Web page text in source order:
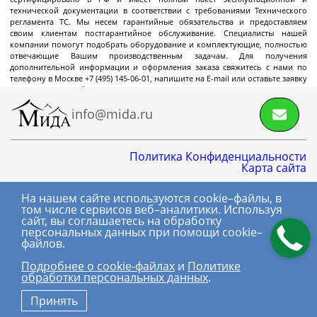
взрывозащищенном исполнении
Трикантерные центрифуги для разделения
трех-фазных смесей
Малые декантеры
оборудование
Ректификационные колонны периодического
действия
Ректификационные колонны непрерывного
действия
Лабораторные ректификационные колонны
технической документации в соответствии с требованиями Технического
регламента ТС. Мы несем гарантийные обязательства и предоставляем
своим клиентам постгарантийное обслуживание. Специалисты нашей
компании помогут подобрать оборудование и комплектующие, полностью
отвечающие Вашим производственным задачам. Для получения
дополнительной информации и оформления заказа свяжитесь с нами по
телефону в Москве +7 (495) 145-06-01, напишите на E-mail или оставьте заявку
форму на сайте
info@mida.ru
Политика Конфиденциальности
Карта сайта
8 800 600-06-01
+7 (495) 145-06-01
(с) МИДА, 2018-2026.
Все права
защищены.
На нашем сайте используются cookie–файлы, в
том числе сервисов веб–аналитики. Используя
сайт, вы соглашаетесь на обработку
персональных данных при помощи cookie–
файлов.
Подробнее о сookie-файлах и Политике
обработки персональных данных.
Принять